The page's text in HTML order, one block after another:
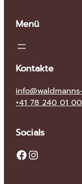
Menü
Kontakte
+41 78 240 01 00
Socials
Facebook Instagram